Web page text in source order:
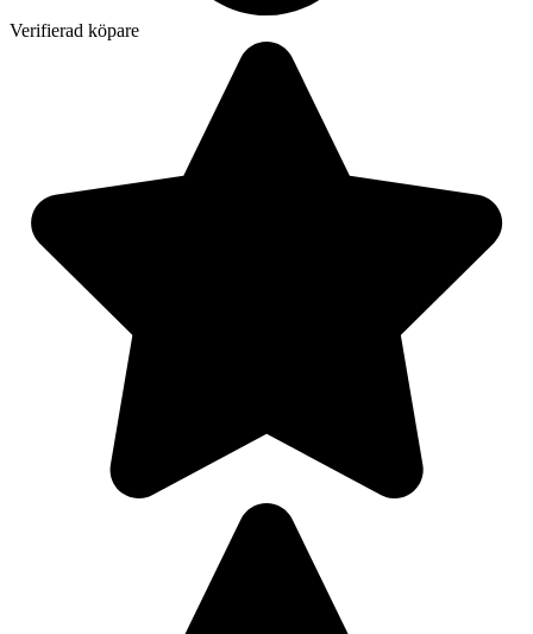
Verifierad köpare